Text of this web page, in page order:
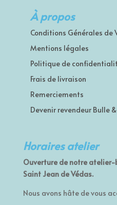
À propos
Conditions Générales de
Mentions légales
Politique de
Frais de livraison
Remerciements
Devenir revendeur Bulle
Horaires atelier
Ouverture de notre
Saint Jean de Védas.
Nous avons hâte de vous